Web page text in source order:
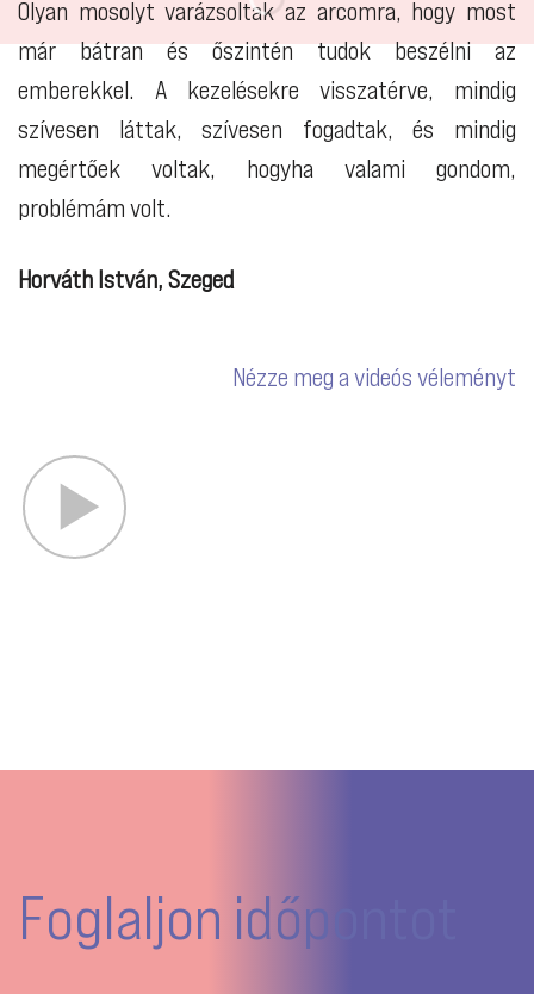
Olyan mosolyt varázsoltak az arcomra, hogy most
már bátran és őszintén tudok beszélni az
emberekkel. A kezelésekre visszatérve, mindig
szívesen láttak, szívesen fogadtak, és mindig
megértőek voltak, hogyha valami gondom,
problémám volt.
Horváth István, Szeged
Nézze meg a videós véleményt
Foglaljon időpontot